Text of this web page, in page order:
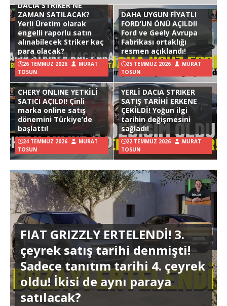
DACIA STRIKER NE
ZAMAN SATILACAK?
Yerli Üretim olarak
engelli raporlu satın
alınabilecek Striker kaç
para olacak?
26 TEMMUZ 2026
MURAT
TOSUN
DAHA UYGUN FİYATLI
FORD’UN ÖNÜ AÇILDI!
Ford ve Geely Avrupa
Fabrikası ortaklığı
resmen açıklandı!
25 TEMMUZ 2026
MURAT
TOSUN
CHERY ONLINE YETKİLİ
SATICI AÇILDI! Çinli
marka online satış
dönemini Türkiye’de
başlattı!
24 TEMMUZ 2026
MURAT
TOSUN
YERLİ DACIA STRIKER
SATIŞ TARİHİ ERKENE
ÇEKİLDİ! Yoğun ilgi
tarihin değişmesini
sağladı!
22 TEMMUZ 2026
MURAT
TOSUN
FIAT GRIZZLY ERTELENDİ! 3.
çeyrek satış tarihi denmişti!
Sadece tanıtım tarihi 4. çeyrek
oldu! İkisi de aynı paraya
satılacak?